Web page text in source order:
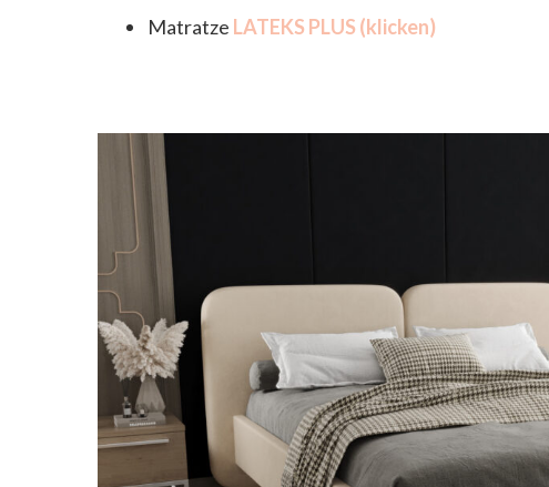
Matratze LATEKS PLUS (klicken)